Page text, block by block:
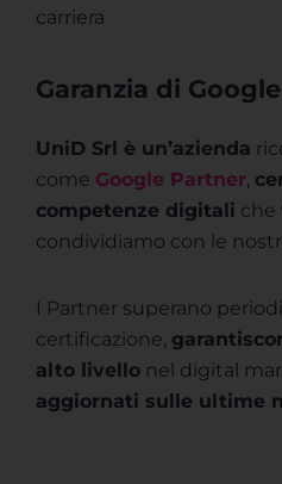
carriera
Garanzia di
UniD Srl è un’azienda
come Google Partner,
competenze digitali che
condividiamo con le
I Partner superano
certificazione,
alto livello nel digital
aggiornati sulle ultime